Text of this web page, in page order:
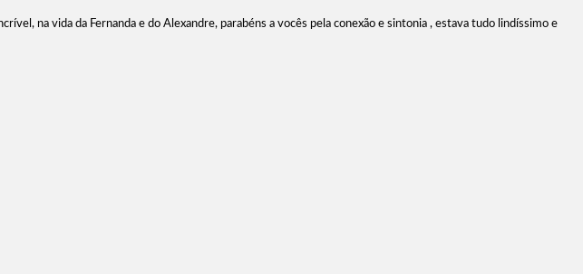
na vida da Fernanda e do Alexandre, parabéns a vocês pela conexão e sintonia , estava tudo lindíssimo e